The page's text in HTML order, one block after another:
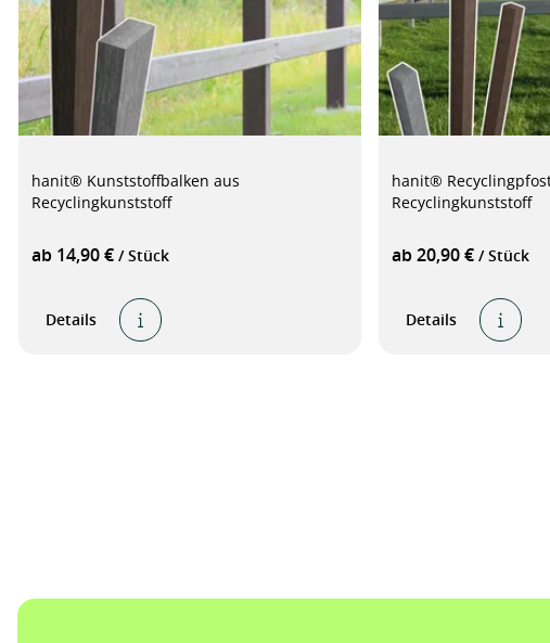
hanit® Kunststoffbalken aus
Recyclingkunststoff
ab 14,90 € / Stück
Details
hanit®
Recyclingkunststoff
ab 20,90 € / Stück
Details